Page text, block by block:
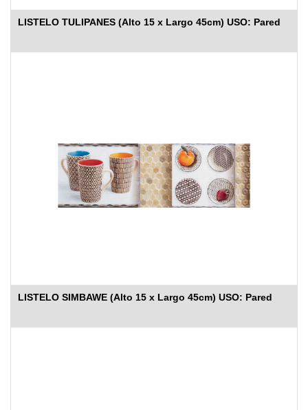
LISTELO TULIPANES (Alto 15 x Largo 45cm) USO: Pared
LISTELO SIMBAWE (Alto 15 x Largo 45cm) USO: Pared